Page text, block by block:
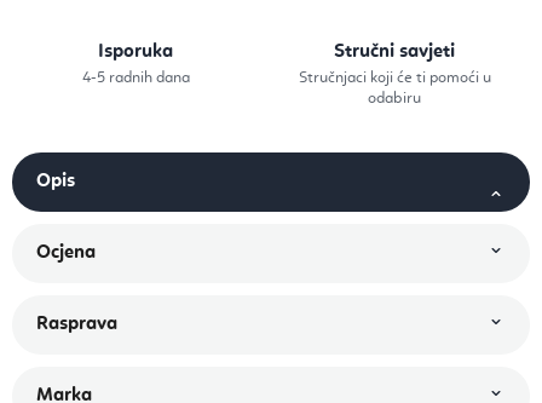
Isporuka
4-5 radnih dana
Stručni savjeti
Stručnjaci koji će ti pomoći u
odabiru